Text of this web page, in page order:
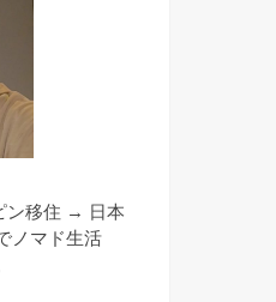
ン移住 → 日本
ノマド生活